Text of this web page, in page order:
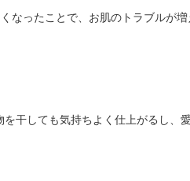
なったことで、お肌のトラブルが
干しても気持ちよく仕上がるし、